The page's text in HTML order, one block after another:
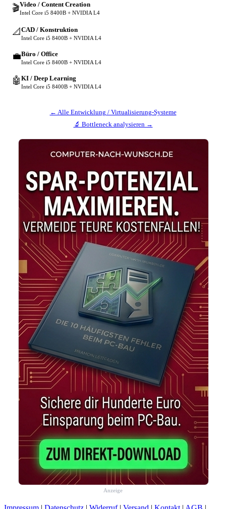
🎬Video / Content Creation
Intel Core i5 8400B + NVIDIA L4
📐 CAD / Konstruktion
Intel Core i5 8400B + NVIDIA L4
💼Büro / Office
Intel Core i5 8400B + NVIDIA L4
🤖 KI / Deep Learning
Intel Core i5 8400B + NVIDIA L4
← Alle Entwicklung / Virtualisierung-Systeme
🔬 Bottleneck analysieren →
Anzeige